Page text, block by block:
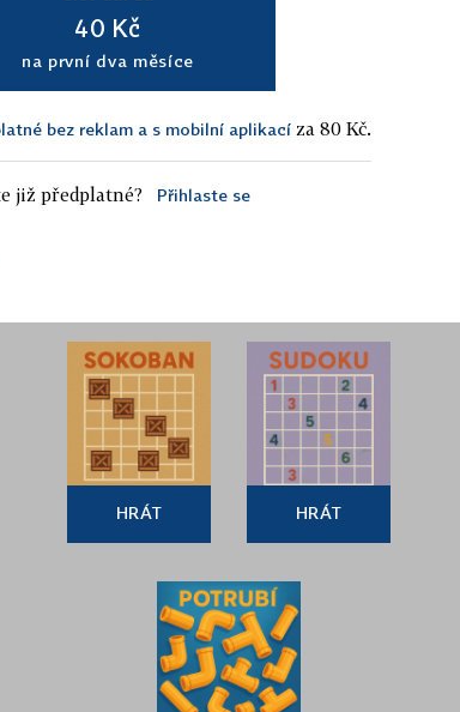
40 Kč
na první dva měsíce
bez reklam a s mobilní aplikací za 80 Kč.
již předplatné? Přihlaste se
HRÁT HRÁT